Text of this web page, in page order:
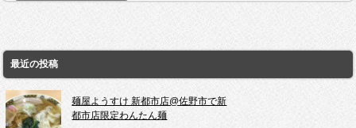
最近の投稿
麺屋ようすけ 新都市店@佐野市で新
都市店限定わんたん麺